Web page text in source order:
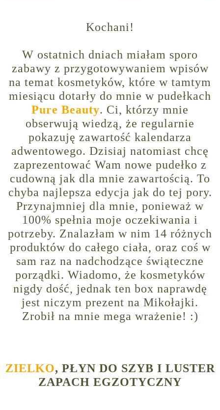
Kochani!
W ostatnich dniach miałam sporo
zabawy z przygotowywaniem wpisów
na temat kosmetyków, które w tamtym
miesiącu dotarły do mnie w pudełkach
Pure Beauty. Ci, którzy mnie
obserwują wiedzą, że regularnie
pokazuję zawartość kalendarza
adwentowego. Dzisiaj natomiast chcę
zaprezentować Wam nowe pudełko z
cudowną jak dla mnie zawartością. To
chyba najlepsza edycja jak do tej pory.
Przynajmniej dla mnie, ponieważ w
100% spełnia moje oczekiwania i
potrzeby. Znalazłam w nim 14 różnych
produktów do całego ciała, oraz coś w
sam raz na nadchodzące świąteczne
porządki. Wiadomo, że kosmetyków
nigdy dość, jednak ten box naprawdę
jest niczym prezent na Mikołajki.
Zrobił na mnie mega wrażenie! :)
ZIELKO, PŁYN DO SZYB I LUSTER
ZAPACH EGZOTYCZNY